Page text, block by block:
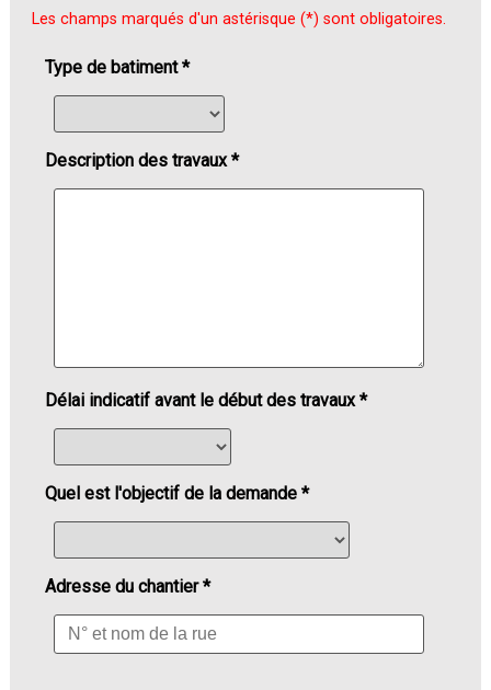
Les champs marqués d'un astérisque (*) sont obligatoires.
Type de batiment *
Description des travaux *
Délai indicatif avant le début des travaux *
Quel est l'objectif de la demande *
Adresse du chantier *